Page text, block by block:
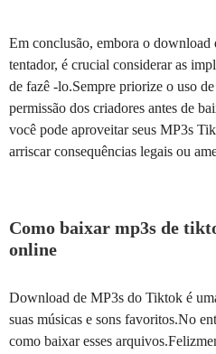
Em conclusão, embora o
tentador, é crucial considerar as
de fazê -lo.Sempre priorize o uso
permissão dos criadores antes de
você pode aproveitar seus MP3s
arriscar consequências legais ou
Como baixar mp3s de
online
Download de MP3s do Tiktok é
suas músicas e sons favoritos.No
como baixar esses